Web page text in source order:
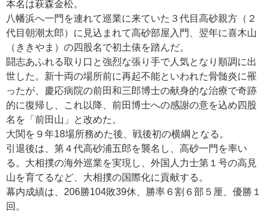
本名は萩森金松。
八幡浜へ一門を連れて巡業に来ていた３代目高砂親方（２
代目朝潮太郎）に見込まれて高砂部屋入門、翌年に喜木山
（ききやま）の四股名で初土俵を踏んだ。
闘志あふれる取り口と強烈な張り手で人気となり順調に出
世した。新十両の場所前に再起不能といわれた骨髄炎に罹
ったが、慶応病院の前田和三郎博士の献身的な治療で奇跡
的に復帰し、これ以降、前田博士への感謝の意を込め四股
名を「前田山」と改めた。
大関を９年18場所務めた後、戦後初の横綱となる。
引退後は、第４代高砂浦五郎を襲名し、高砂一門を率い
る。大相撲の海外巡業を実現し、外国人力士第１号の高見
山を育てるなど、大相撲の国際化に貢献する。
幕内成績は、206勝104敗39休、勝率６割６部５厘、優勝１
回。